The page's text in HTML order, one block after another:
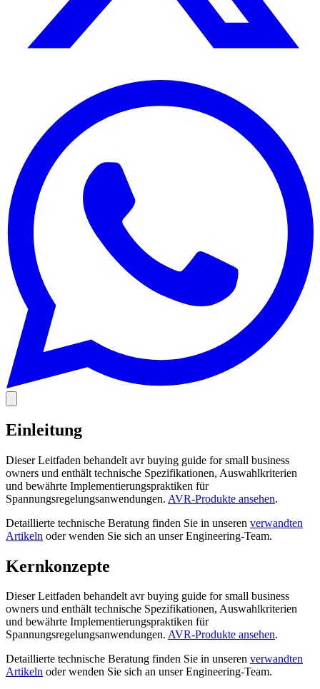
Einleitung
Dieser Leitfaden behandelt avr buying guide for small business
owners und enthält technische Spezifikationen, Auswahlkriterien
und bewährte Implementierungspraktiken für
Spannungsregelungsanwendungen. AVR-Produkte ansehen.
Detaillierte technische Beratung finden Sie in unseren verwandten
Artikeln oder wenden Sie sich an unser Engineering-Team.
Kernkonzepte
Dieser Leitfaden behandelt avr buying guide for small business
owners und enthält technische Spezifikationen, Auswahlkriterien
und bewährte Implementierungspraktiken für
Spannungsregelungsanwendungen. AVR-Produkte ansehen.
Detaillierte technische Beratung finden Sie in unseren verwandten
Artikeln oder wenden Sie sich an unser Engineering-Team.